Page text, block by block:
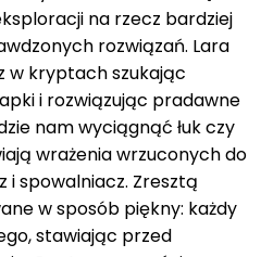
na rzecz bardziej
rozwiązań. Lara
w kryptach szukając
i rozwiązując pradawne
nam wyciągnąć łuk czy
wrażenia wrzuconych do
i spowalniacz. Zresztą
w sposób piękny: każdy
stawiając przed